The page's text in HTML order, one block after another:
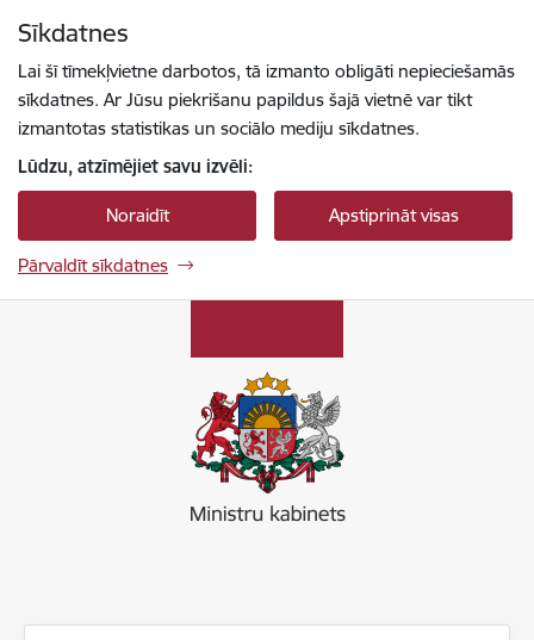
Sīkdatnes
Lai šī tīmekļvietne darbotos, tā izmanto obligāti nepieciešamās
sīkdatnes. Ar Jūsu piekrišanu papildus šajā vietnē var tikt
izmantotas statistikas un sociālo mediju sīkdatnes.
Lūdzu, atzīmējiet savu izvēli:
Noraidīt Apstiprināt visas
Pārvaldīt sīkdatnes